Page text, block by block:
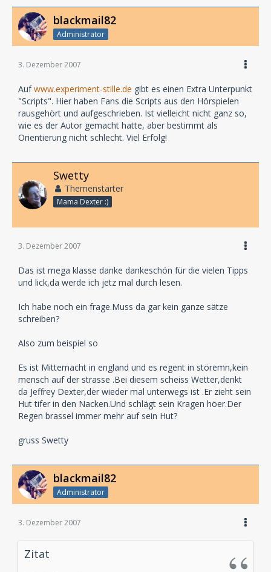
blackmail82
Administrator
3. Dezember 2007
Aufwww.experiment-stille.de gibt es einen Extra Unterpunkt
"Scripts". Hier haben Fans die Scripts aus den Hörspielen
rausgehört und aufgeschrieben. Ist vielleicht nicht ganz so,
wie es der Autor gemacht hatte, aber bestimmt als
Orientierung nicht schlecht. Viel Erfolg!
Swetty
Themenstarter
Mama Dexter :)
3. Dezember 2007
Das ist mega klasse danke dankeschön für die vielen Tipps
und lick,da werde ich jetz mal durch lesen.
Ich habe noch ein frage.Muss da gar kein ganze sätze
schreiben?
Also zum beispiel so
Es ist Mitternacht in england und es regent in störemn,kein
mensch auf der strasse .Bei diesem scheiss Wetter,denkt
da Jeffrey Dexter,der wieder mal unterwegs ist .Er zieht sein
Hut tifer in den Nacken.Und schlägt sein Kragen höer.Der
Regen brassel immer mehr auf sein Hut?
gruss Swetty
blackmail82
Administrator
3. Dezember 2007
Zitat